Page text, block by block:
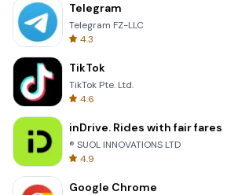
Telegram
Telegram FZ-LLC
4.3
TikTok
TikTok Pte. Ltd.
4.6
inDrive. Rides with fair fares
® SUOL INNOVATIONS LTD
4.9
Google Chrome